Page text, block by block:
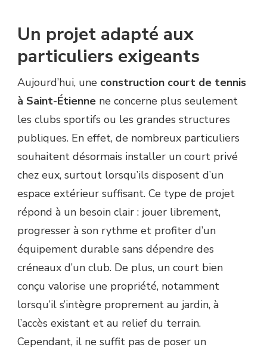
UNE
COURT
TENNIS
ÉTIENNE
AUJOURD’HUI
?
Un projet adapté aux
particuliers exigeants
Aujourd’hui, une construction court de tennis
à Saint-Étienne ne concerne plus seulement
les clubs sportifs ou les grandes structures
publiques. En effet, de nombreux particuliers
souhaitent désormais installer un court privé
chez eux, surtout lorsqu’ils disposent d’un
espace extérieur suffisant. Ce type de projet
répond à un besoin clair : jouer librement,
progresser à son rythme et profiter d’un
équipement durable sans dépendre des
créneaux d’un club. De plus, un court bien
conçu valorise une propriété, notamment
lorsqu’il s’intègre proprement au jardin, à
l’accès existant et au relief du terrain.
Cependant, il ne suffit pas de poser un